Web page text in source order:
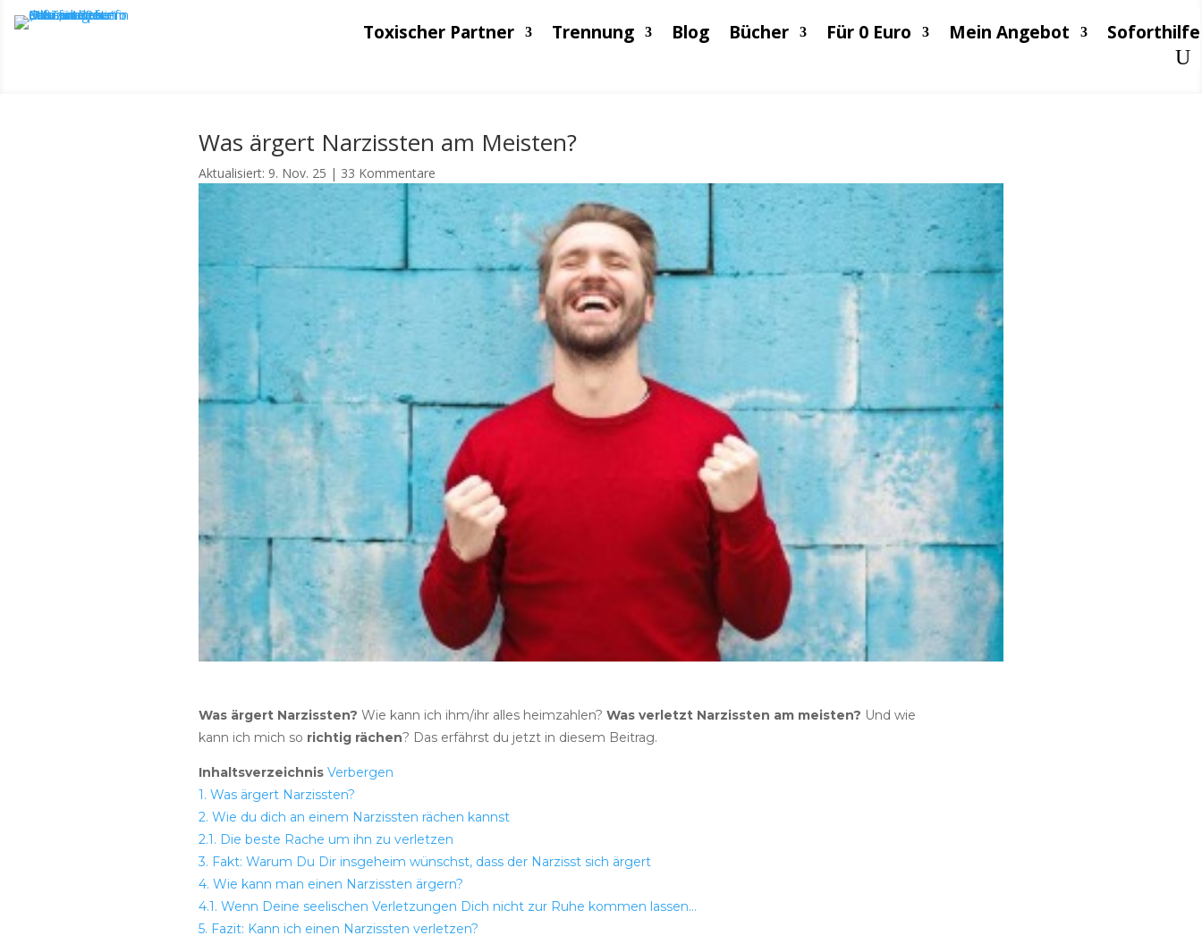
Toxischer Partner Trennung Blog Bücher Für 0 Euro Mein Angebot Soforthilfe
Was ärgert Narzissten am Meisten?
Aktualisiert: 9. Nov. 25 | 33 Kommentare
Was ärgert Narzissten? Wie kann ich ihm/ihr alles heimzahlen? Was verletzt Narzissten am meisten? Und wie
kann ich mich so richtig rächen? Das erfährst du jetzt in diesem Beitrag.
Inhaltsverzeichnis Verbergen
1. Was ärgert Narzissten?
2. Wie du dich an einem Narzissten rächen kannst
2.1. Die beste Rache um ihn zu verletzen
3. Fakt: Warum Du Dir insgeheim wünschst, dass der Narzisst sich ärgert
4. Wie kann man einen Narzissten ärgern?
4.1. Wenn Deine seelischen Verletzungen Dich nicht zur Ruhe kommen lassen…
5. Fazit: Kann ich einen Narzissten verletzen?